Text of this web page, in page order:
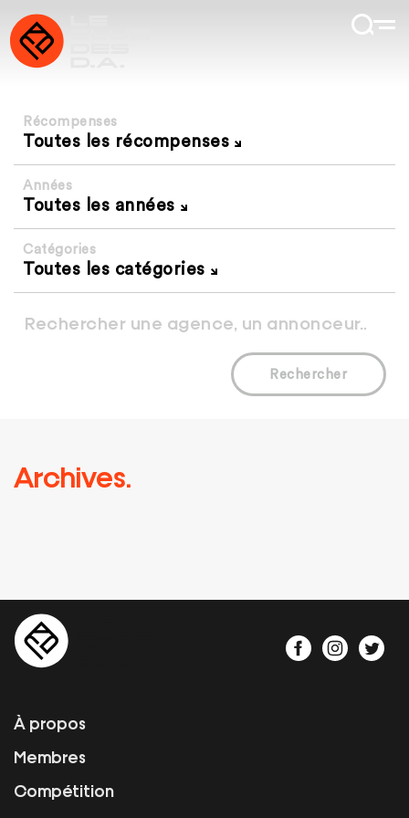
Récompenses
Toutes les récompenses
Années
Toutes les années
Catégories
Toutes les catégories
Rechercher
Archives.
À propos
Membres
Compétition